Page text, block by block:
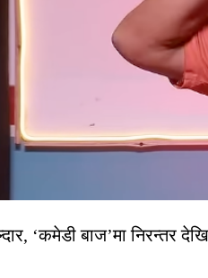
‘कमेडी बाज’मा निरन्तर